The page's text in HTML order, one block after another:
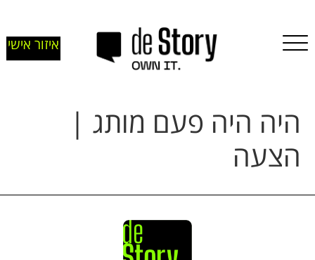
איזור אישי
היה היה פעם מותג |
הצעה